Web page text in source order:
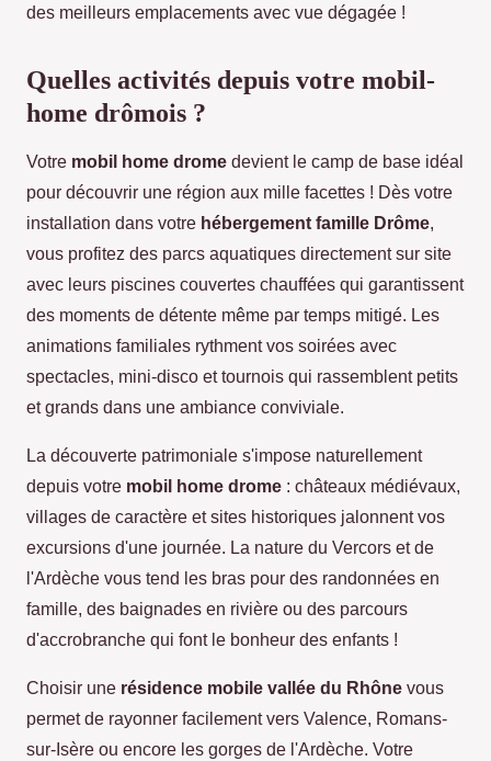
des meilleurs emplacements avec vue dégagée !
Quelles activités depuis votre mobil-
home drômois ?
Votre mobil home drome devient le camp de base idéal
pour découvrir une région aux mille facettes ! Dès votre
installation dans votre hébergement famille Drôme,
vous profitez des parcs aquatiques directement sur site
avec leurs piscines couvertes chauffées qui garantissent
des moments de détente même par temps mitigé. Les
animations familiales rythment vos soirées avec
spectacles, mini-disco et tournois qui rassemblent petits
et grands dans une ambiance conviviale.
La découverte patrimoniale s'impose naturellement
depuis votre mobil home drome : châteaux médiévaux,
villages de caractère et sites historiques jalonnent vos
excursions d'une journée. La nature du Vercors et de
l'Ardèche vous tend les bras pour des randonnées en
famille, des baignades en rivière ou des parcours
d'accrobranche qui font le bonheur des enfants !
Choisir une résidence mobile vallée du Rhône vous
permet de rayonner facilement vers Valence, Romans-
sur-Isère ou encore les gorges de l'Ardèche. Votre